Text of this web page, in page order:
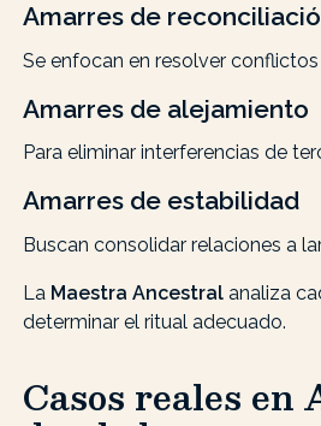
Amarres de
Se enfocan en resolver
Amarres de alejamiento
Para eliminar interferencias de
Amarres de estabilidad
Buscan consolidar relaciones a
La Maestra Ancestral analiza
determinar el ritual adecuado.
Casos reales